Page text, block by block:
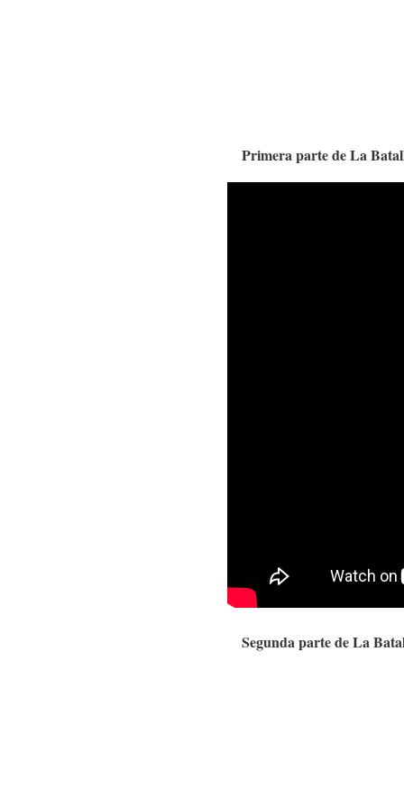
Primera parte de La
Segunda parte de La